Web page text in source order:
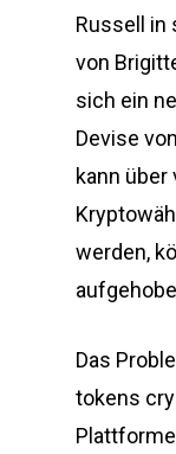
Russell in
von
sich ein
Devise
kann
werden,
Das
tokens